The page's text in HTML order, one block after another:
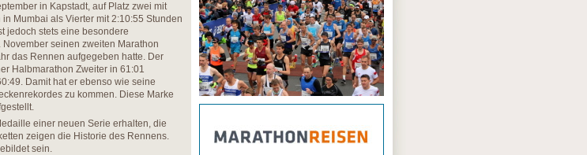
in Kapstadt, auf Platz zwei mit
Mumbai als Vierter mit 2:10:55 Stunden
jedoch stets eine besondere
seinen zweiten Marathon
das Rennen aufgegeben hatte. Der
Halbmarathon Zweiter in 61:01
Damit hat er ebenso wie seine
zu kommen. Diese Marke
einer neuen Serie erhalten, die
zeigen die Historie des Rennens.
sein.